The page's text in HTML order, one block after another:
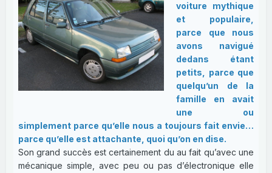
voiture mythique
et populaire,
parce que nous
avons navigué
dedans étant
petits, parce que
quelqu’un de la
famille en avait
une ou
simplement parce qu’elle nous a toujours fait envie…
parce qu’elle est attachante, quoi qu’on en dise.
Son grand succès est certainement du au fait qu’avec une
mécanique simple, avec peu ou pas d’électronique elle